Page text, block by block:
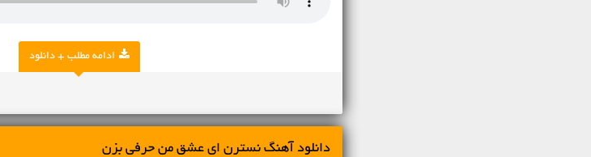
ادامه مطلب + دانلود
دانلود آهنگ نسترن ای عشق من حرفی بزن